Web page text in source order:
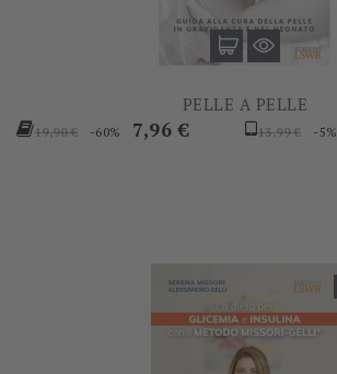
PELLE A PELLE
Prezzo
19,90 € -60% Prezzo
7,96 €
Prezzo
13,99 € -5%